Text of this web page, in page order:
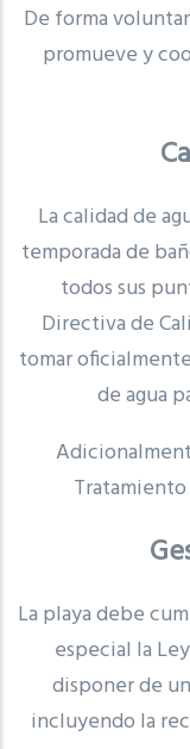
De forma
promueve y
La calidad de
temporada de
todos sus
Directiva de
tomar
de agua
Tratamiento
La playa debe
especial la
disponer de
incluyendo la